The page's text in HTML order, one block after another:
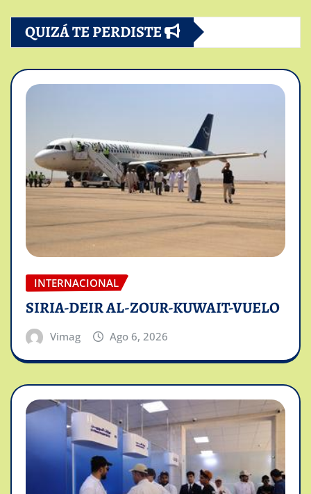
QUIZÁ TE PERDISTE
INTERNACIONAL
SIRIA-DEIR AL-ZOUR-KUWAIT-VUELO
Vimag Ago 6, 2026